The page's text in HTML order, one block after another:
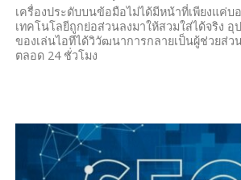
เครื่องประดับบนข้อมือไม่ได้มีหน้าที่เพียงแค่บ
เทคโนโลยีถูกย่อส่วนลงมาให้สวมใส่ได้จริง อุ
ของเล่นไอทีได้วิวัฒนาการกลายเป็นผู้ช่วยส่ว
ตลอด 24 ชั่วโมง